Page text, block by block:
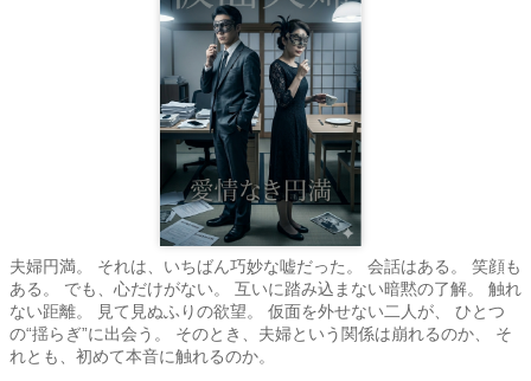
夫婦円満。 それは、いちばん巧妙な嘘だった。 会話はある。 笑顔も
ある。 でも、心だけがない。 互いに踏み込まない暗黙の了解。 触れ
ない距離。 見て見ぬふりの欲望。 仮面を外せない二人が、 ひとつ
の“揺らぎ”に出会う。 そのとき、夫婦という関係は崩れるのか、 そ
れとも、初めて本音に触れるのか。